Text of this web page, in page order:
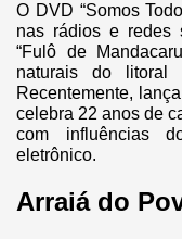
O DVD “Somos
nas rádios e redes
“Fulô de
naturais do litoral
Recentemente,
celebra 22 anos de
com influências
eletrônico.
Arraiá do